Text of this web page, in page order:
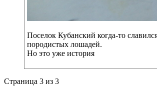
Поселок Кубанский когда-то
породистых лошадей.
Но это уже история
Страница 3 из 3